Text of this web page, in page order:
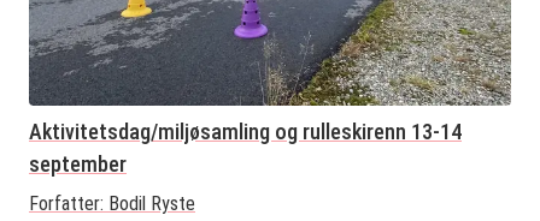
Aktivitetsdag/miljøsamling og rulleskirenn 13-14
september
Forfatter: Bodil Ryste